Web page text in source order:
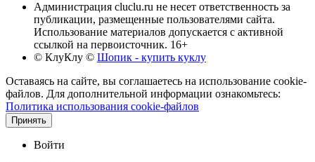
Администрация cluclu.ru не несет ответственность за
публикации, размещенные пользователями сайта.
Использование материалов допускается с активной
ссылкой на первоисточник. 16+
© КлуКлу © Шопик - купить куклу
Оставаясь на сайте, вы соглашаетесь на использование cookie-
файлов. Для дополнительной информации ознакомьтесь:
Политика использования cookie-файлов
Принять
Войти